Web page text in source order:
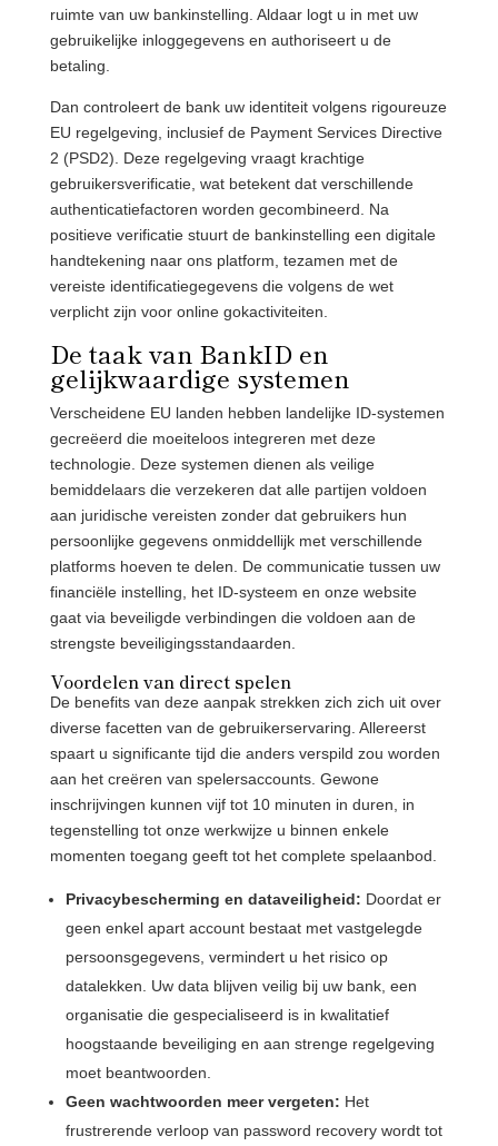
ruimte van uw bankinstelling. Aldaar logt u in met uw
gebruikelijke inloggegevens en authoriseert u de
betaling.
Dan controleert de bank uw identiteit volgens rigoureuze
EU regelgeving, inclusief de Payment Services Directive
2 (PSD2). Deze regelgeving vraagt krachtige
gebruikersverificatie, wat betekent dat verschillende
authenticatiefactoren worden gecombineerd. Na
positieve verificatie stuurt de bankinstelling een digitale
handtekening naar ons platform, tezamen met de
vereiste identificatiegegevens die volgens de wet
verplicht zijn voor online gokactiviteiten.
De taak van BankID en
gelijkwaardige systemen
Verscheidene EU landen hebben landelijke ID-systemen
gecreëerd die moeiteloos integreren met deze
technologie. Deze systemen dienen als veilige
bemiddelaars die verzekeren dat alle partijen voldoen
aan juridische vereisten zonder dat gebruikers hun
persoonlijke gegevens onmiddellijk met verschillende
platforms hoeven te delen. De communicatie tussen uw
financiële instelling, het ID-systeem en onze website
gaat via beveiligde verbindingen die voldoen aan de
strengste beveiligingsstandaarden.
Voordelen van direct spelen
De benefits van deze aanpak strekken zich zich uit over
diverse facetten van de gebruikerservaring. Allereerst
spaart u significante tijd die anders verspild zou worden
aan het creëren van spelersaccounts. Gewone
inschrijvingen kunnen vijf tot 10 minuten in duren, in
tegenstelling tot onze werkwijze u binnen enkele
momenten toegang geeft tot het complete spelaanbod.
Privacybescherming en dataveiligheid: Doordat er
geen enkel apart account bestaat met vastgelegde
persoonsgegevens, vermindert u het risico op
datalekken. Uw data blijven veilig bij uw bank, een
organisatie die gespecialiseerd is in kwalitatief
hoogstaande beveiliging en aan strenge regelgeving
moet beantwoorden.
Geen wachtwoorden meer vergeten: Het
frustrerende verloop van password recovery wordt tot